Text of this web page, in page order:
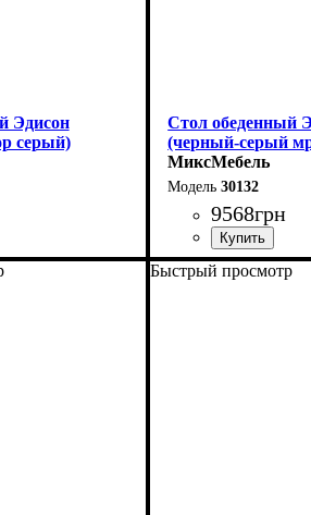
Эдисон
серый)
Стол обеденный
(черный-серый
МиксМебель
30132
9568грн
Быстрый просмотр